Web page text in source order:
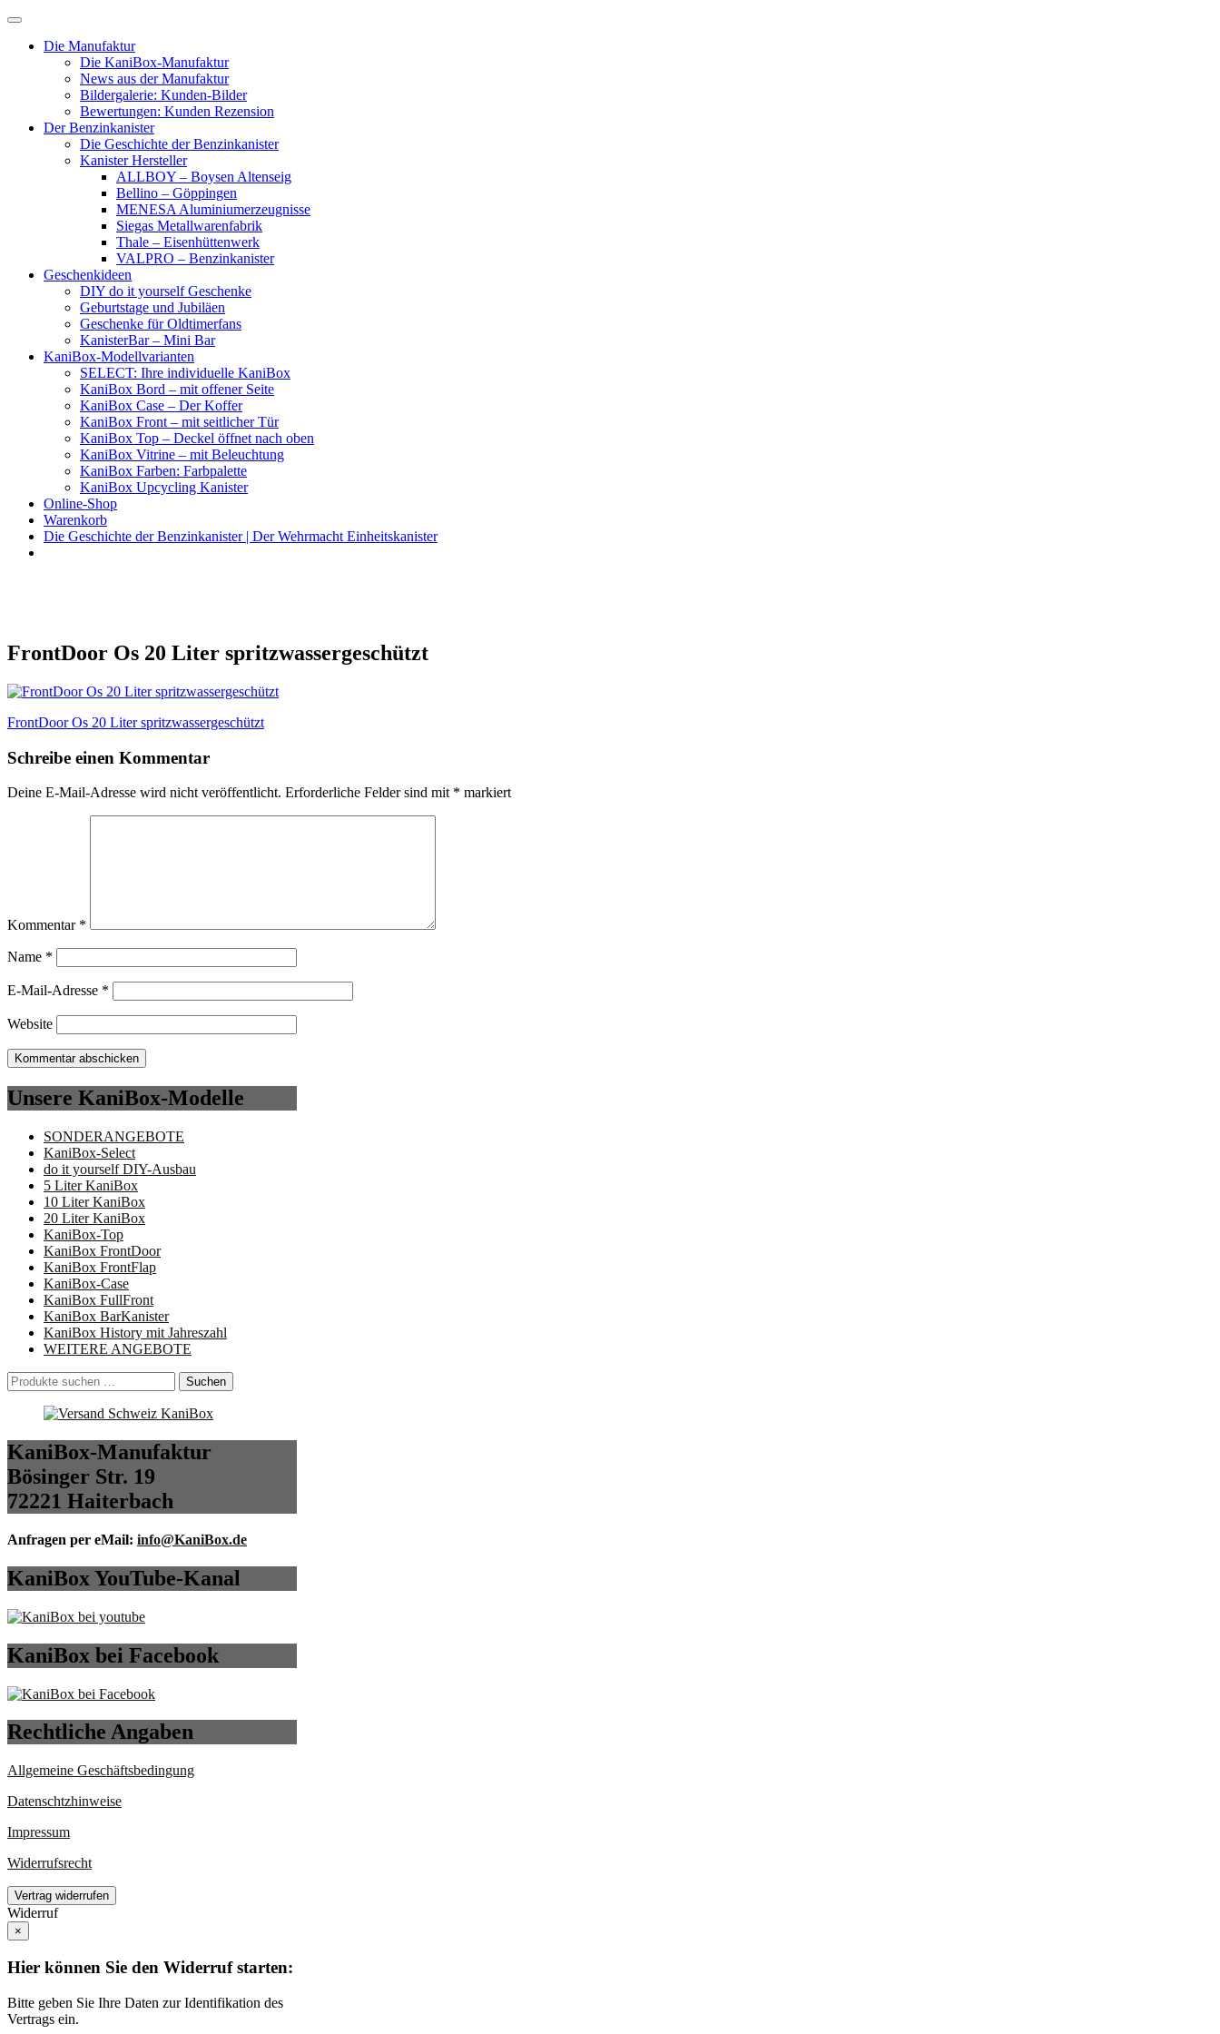
Skip
contentDie Manufaktur
Die KaniBox-Manufaktur
News aus der Manufaktur
Bildergalerie: Kunden-Bilder
Bewertungen: Kunden Rezension
Der Benzinkanister
Die Geschichte der Benzinkanister
Kanister Hersteller
ALLBOY – Boysen Altenseig
Bellino – Göppingen
MENESA Aluminiumerzeugnisse
Siegas Metallwarenfabrik
Thale – Eisenhüttenwerk
VALPRO – Benzinkanister
Geschenkideen
DIY do it yourself Geschenke
Geburtstage und Jubiläen
Geschenke für Oldtimerfans
KanisterBar – Mini Bar
KaniBox-Modellvarianten
SELECT: Ihre individuelle KaniBox
KaniBox Bord – mit offener Seite
KaniBox Case – Der Koffer
KaniBox Front – mit seitlicher Tür
KaniBox Top – Deckel öffnet nach oben
KaniBox Vitrine – mit Beleuchtung
KaniBox Farben: Farbpalette
KaniBox Upcycling Kanister
Online-Shop
Warenkorb
Die Geschichte der Benzinkanister | Der Wehrmacht Einheitskanister
FrontDoor Os 20 Liter spritzwassergeschützt
Beitragsnavigation
FrontDoor Os 20 Liter spritzwassergeschützt
Schreibe einen Kommentar
Deine E-Mail-Adresse wird nicht veröffentlicht. Erforderliche Felder sind mit * markiert
Kommentar *
Name *
E-Mail-Adresse *
Website
Unsere KaniBox-Modelle
SONDERANGEBOTE
KaniBox-Select
do it yourself DIY-Ausbau
5 Liter KaniBox
10 Liter KaniBox
20 Liter KaniBox
KaniBox-Top
KaniBox FrontDoor
KaniBox FrontFlap
KaniBox-Case
KaniBox FullFront
KaniBox BarKanister
KaniBox History mit Jahreszahl
WEITERE ANGEBOTE
Suchen
nach:
Suchen
KaniBox-Manufaktur
Bösinger Str. 19
72221 Haiterbach
Anfragen per eMail: info@KaniBox.de
KaniBox YouTube-Kanal
KaniBox bei Facebook
Rechtliche Angaben
Allgemeine Geschäftsbedingung
Datenschtzhinweise
Impressum
Widerrufsrecht
Vertrag widerrufen
Widerruf
×
Hier können Sie den Widerruf starten:
Bitte geben Sie Ihre Daten zur Identifikation des
Vertrags ein.